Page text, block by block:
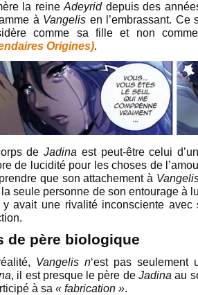
la reine Adeyriddepuis des
à Vangelis en l’embrassant.
comme sa fille et non
Origines).
deJadina est peut-être celui
de lucidité pour les choses de
que son attachement à
seule personne de son entourage à
y avait une rivalité inconsciente
de père biologique
Vangelis n‘est pas seulement
, il est presque le père de Jadinaau
à sa « fabrication ».